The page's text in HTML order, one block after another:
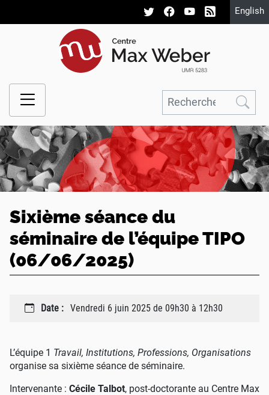
English
Sixième séance du
séminaire de l’équipe TIPO
(06/06/2025)
Date : Vendredi 6 juin 2025 de 09h30 à 12h30
L’équipe 1 Travail, Institutions, Professions, Organisations
organise sa sixième séance de séminaire.
Intervenante : Cécile Talbot, post-doctorante au Centre Max